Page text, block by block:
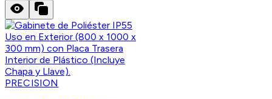
PRECISION